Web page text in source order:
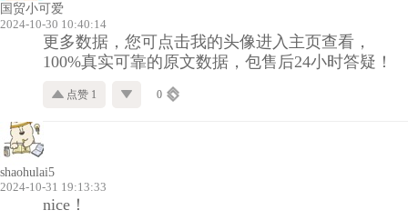
国贸小可爱
2024-10-30 10:40:14
更多数据，您可点击我的头像进入主页查看，
100%真实可靠的原文数据，包售后24小时答疑！
点赞 1 0
shaohulai5
2024-10-31 19:13:33
nice！